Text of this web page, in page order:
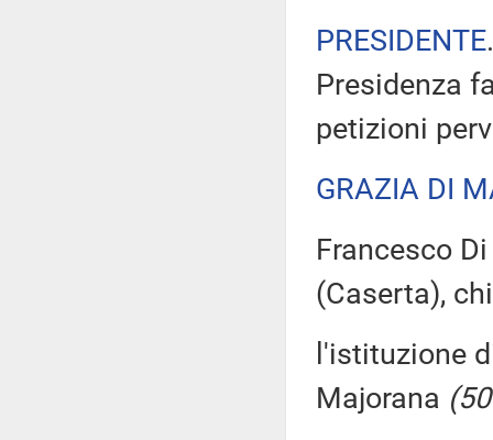
PRESIDENTE
Presidenza
petizioni
GRAZIA DI
Francesco
(Caserta),
l'istituzione
Majorana